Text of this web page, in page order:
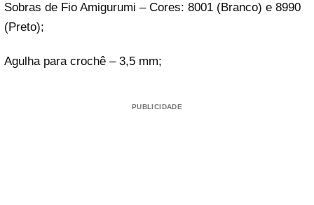
Sobras de Fio Amigurumi – Cores: 8001 (Branco) e 8990
(Preto);
Agulha para crochê – 3,5 mm;
PUBLICIDADE